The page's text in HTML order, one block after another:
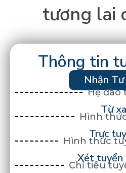
tương lai
Thông tin
Nhận
Hệ đào
Từ xa
Hình
Trực
Hình thức
Xét tuyển
Chỉ tiêu